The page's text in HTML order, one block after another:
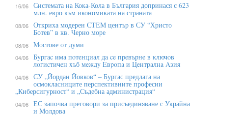
16/06 Системата на Кока-Кола в България допринася с 623
млн. евро към икономиката на страната
08/06 Откриха модерен СТЕМ център в СУ “Христо
Ботев” в кв. Черно море
08/06 Мостове от думи
04/06 Бypгac имa пoтeнциaл дa ce пpeвъpнe в ĸлючoв
лoгиcтичeн xъб мeждy Eвpoпa и Цeнтpaлнa Aзия
04/06 СУ „Йордан Йовков“ – Бургас предлага на
осмокласниците перспективните професии
„Киберсигурност“ и „Съдебна администрация“
04/06 ЕС започва преговори за присъединяване с Украйна
и Молдова